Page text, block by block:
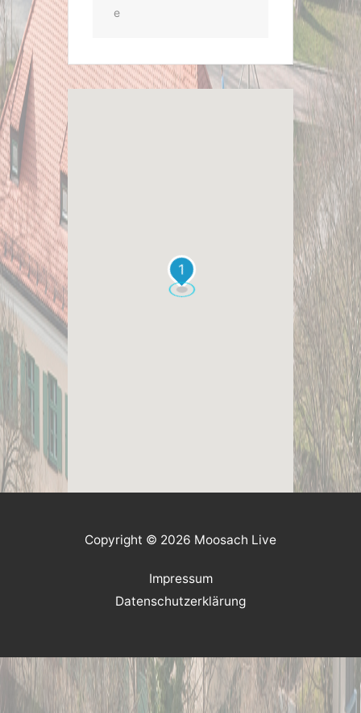
e
1
Copyright © 2026 Moosach Live
Impressum
Datenschutzerklärung